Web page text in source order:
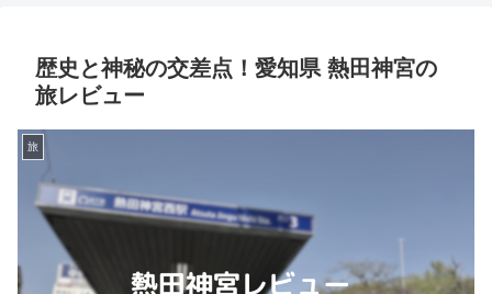
歴史と神秘の交差点！愛知県 熱田神宮の
旅レビュー
旅